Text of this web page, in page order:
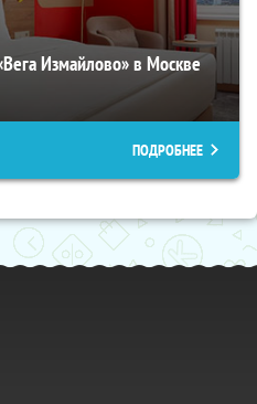
Измайлово» в Москве
ПОДРОБНЕЕ